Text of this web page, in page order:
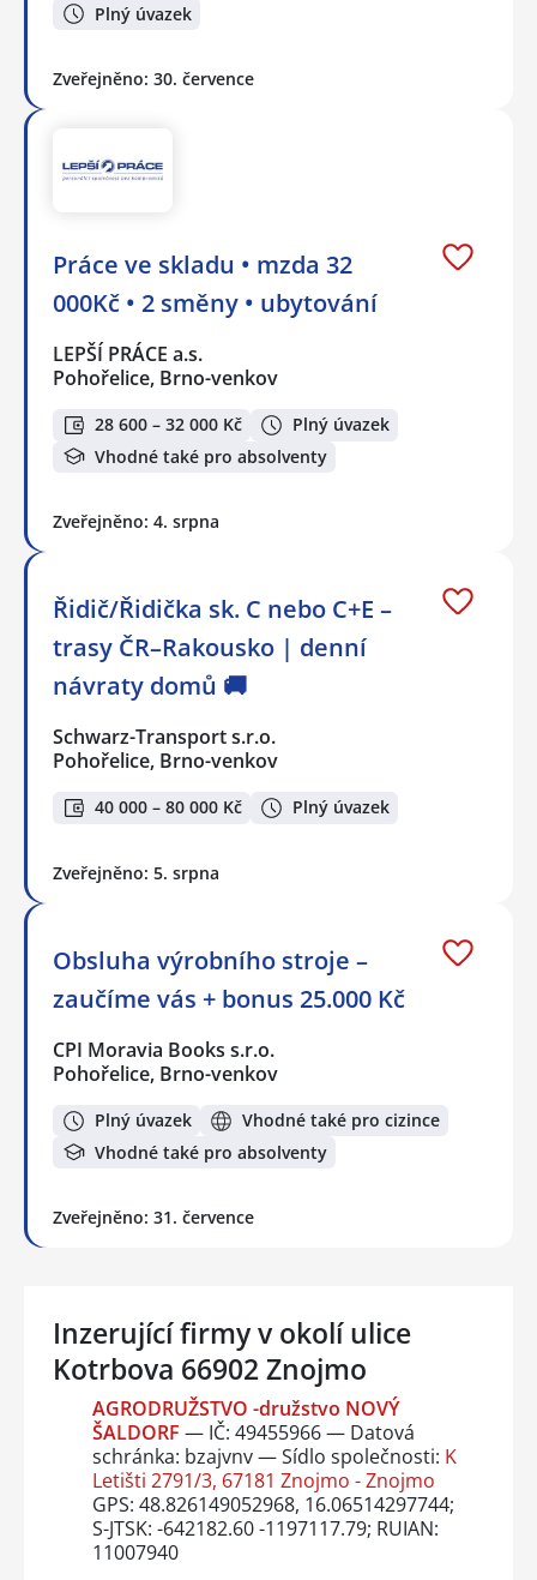
Plný úvazek
Zveřejněno: 30. července
Práce ve skladu • mzda 32
000Kč • 2 směny • ubytování
LEPŠÍ PRÁCE a.s.
Pohořelice, Brno-venkov
28 600 – 32 000 Kč
Plný úvazek
Vhodné také pro absolventy
Zveřejněno: 4. srpna
Řidič/Řidička sk. C nebo C+E –
trasy ČR–Rakousko | denní
návraty domů 🚚
Schwarz-Transport s.r.o.
Pohořelice, Brno-venkov
40 000 – 80 000 Kč Plný úvazek
Zveřejněno: 5. srpna
Obsluha výrobního stroje –
zaučíme vás + bonus 25.000 Kč
CPI Moravia Books s.r.o.
Pohořelice, Brno-venkov
Plný úvazek
Vhodné také pro cizince
Vhodné také pro absolventy
Zveřejněno: 31. července
Inzerující firmy v okolí ulice
Kotrbova 66902 Znojmo
AGRODRUŽSTVO -družstvo NOVÝ
ŠALDORF — IČ: 49455966 — Datová
schránka: bzajvnv — Sídlo společnosti: K
Letišti 2791/3, 67181 Znojmo - Znojmo
GPS: 48.826149052968, 16.06514297744;
S-JTSK: -642182.60 -1197117.79; RUIAN:
11007940